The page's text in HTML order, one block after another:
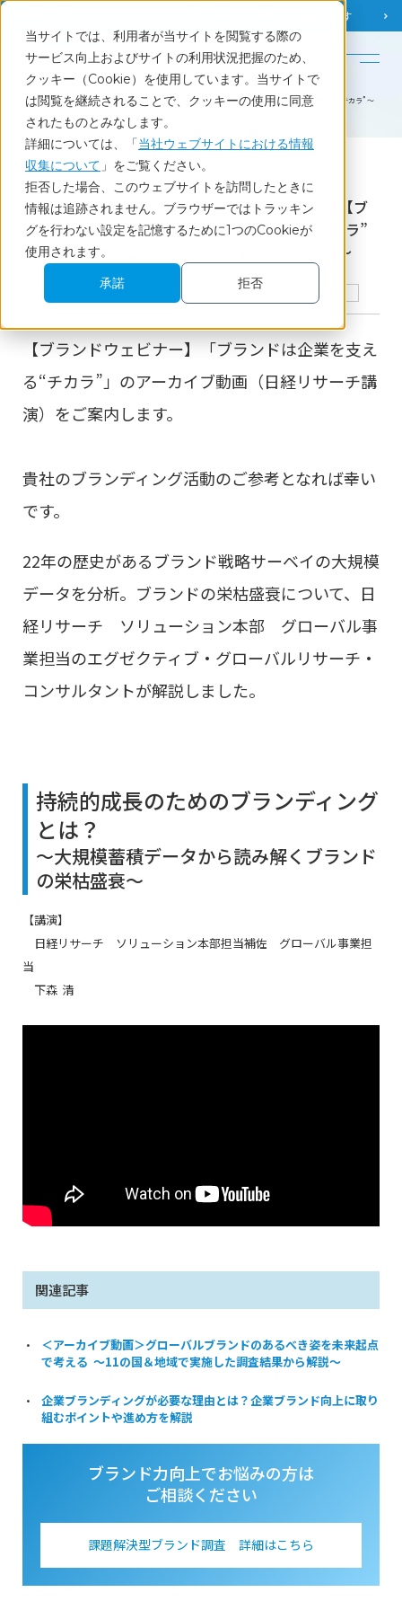
当サイトでは、利用者が当サイトを閲覧する際の
サービス向上およびサイトの利用状況把握のため、
クッキー（Cookie）を使用しています。当サイトで
は閲覧を継続されることで、クッキーの使用に同意
されたものとみなします。
詳細については、「当社ウェブサイトにおける情報
収集について 」をご覧ください。
拒否した場合、このウェブサイトを訪問したときに
情報は追跡されません。ブラウザーではトラッキン
グを行わない設定を記憶するために1つのCookieが
使用されます。
承諾
拒否
お役立ち情報を探す
English
＜アーカイブ動画＞日経リサーチ創立55周年記念【ブランドウェビナー】ブランドは企業を支える“チカラ” ～
不透明な時代におけるブランディングを考える～
Report
＜アーカイブ動画＞日経リサーチ創立55周年記念【ブ
ランドウェビナー】ブランドは企業を支える“チカラ”
～不透明な時代におけるブランディングを考える～
2025.5.29&6.5開催ウェビナー
【ブランドウェビナー】「ブランドは企業を支え
る“チカラ”」のアーカイブ動画（日経リサーチ講
演）をご案内します。
貴社のブランディング活動のご参考となれば幸い
です。
22年の歴史があるブランド戦略サーベイの大規模
データを分析。ブランドの栄枯盛衰について、
日
経リサーチ ソリューション本部 グローバル事
業担当のエグゼクティブ・グローバルリサーチ・
コンサルタントが解説しました。
持続的成長のためのブランディング
とは？
～大規模蓄積データから読み解くブランド
の栄枯盛衰～
【講演】
日経リサーチ ソリューション本部担当補佐 グローバル事業担
当
下森 清
関連記事
＜アーカイブ動画＞グローバルブランドのあるべき姿を未来起点
で考える ～11の国＆地域で実施した調査結果から解説～
企業ブランディングが必要な理由とは？企業ブランド向上に取り
組むポイントや進め方を解説
ブランド力向上でお悩みの方は
ご相談ください
課題解決型ブランド調査 詳細はこちら